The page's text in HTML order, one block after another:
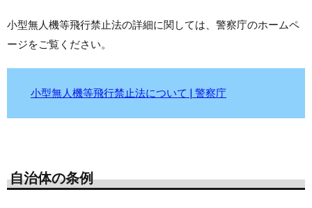
小型無人機等飛行禁止法の詳細に関しては、警察庁のホームペ
ージをご覧ください。
小型無人機等飛行禁止法について | 警察庁
自治体の条例